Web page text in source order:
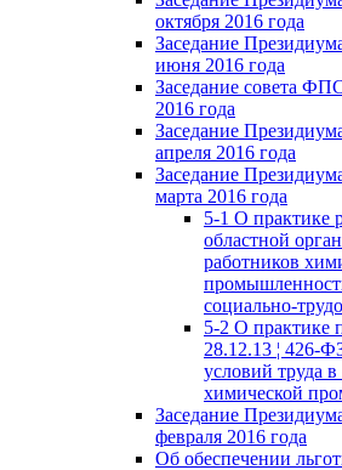
октября 2016 года
Заседание
июня 2016 года
Заседание совета
2016 года
Заседание
апреля 2016 года
Заседание
марта 2016 года
5-1 О практике
областной
работников
социально-
5-2 О практике
28.12.13 ¦ 426-
условий труда
химической
Заседание
февраля 2016 года
Об обеспечении